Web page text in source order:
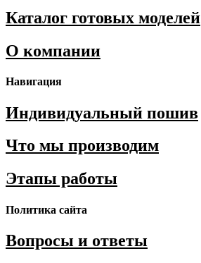
Каталог готовых моделей
О компании
Навигация
Индивидуальный пошив
Что мы производим
Этапы работы
Политика сайта
Вопросы и ответы